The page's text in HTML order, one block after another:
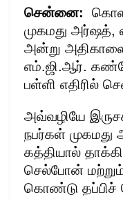
சென்னை:
முகமது அர்ஷத்,
அன்று
எம்.ஜி.ஆர்.
பள்ளி எதிரில்
அவ்வழியே
நபர்கள் முகமது
கத்தியால்
செல்போன்
கொண்டு தப்பிச்